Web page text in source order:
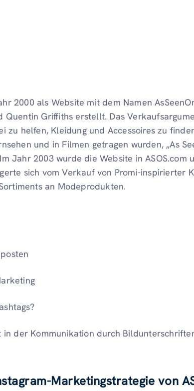
2000 als Website mit dem Namen
Quentin Griffiths erstellt. Das
zu helfen, Kleidung und Accessoires zu
und in Filmen getragen wurden, „As
Im Jahr 2003 wurde die Website in
sich vom Verkauf von Promi-inspirierter
an Modeprodukten.
in der Kommunikation durch
Marketingstrategie von